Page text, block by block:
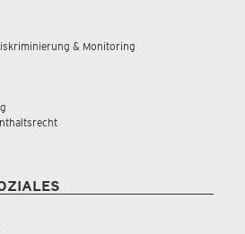
& Monitoring